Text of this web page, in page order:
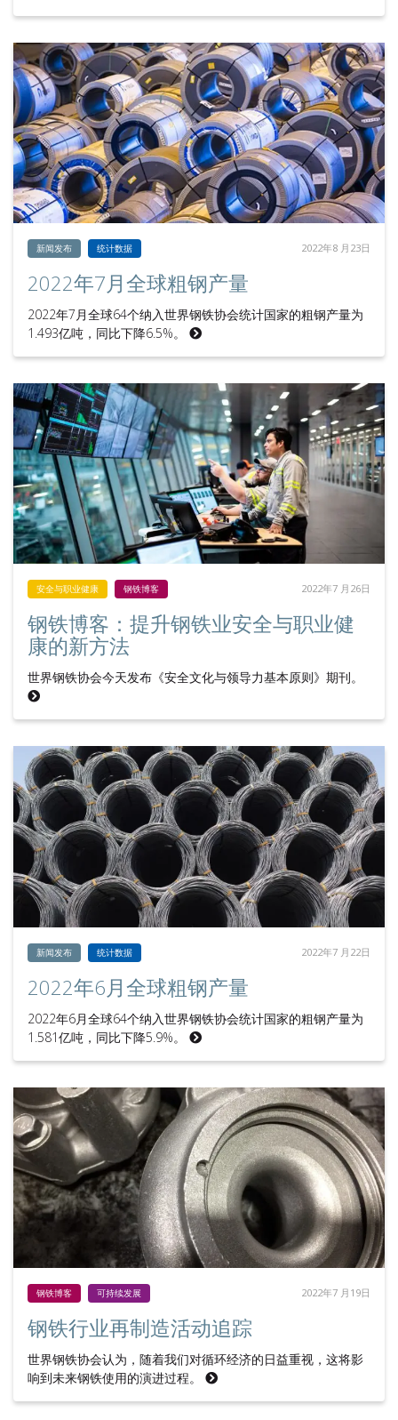
新闻发布 统计数据 2022年8 月23日
2022年7月全球粗钢产量
2022年7月全球64个纳入世界钢铁协会统计国家的粗钢产量为
1.493亿吨，同比下降6.5%。
安全与职业健康 钢铁博客 2022年7 月26日
钢铁博客：提升钢铁业安全与职业健
康的新方法
世界钢铁协会今天发布《安全文化与领导力基本原则》期刊。
新闻发布 统计数据 2022年7 月22日
2022年6月全球粗钢产量
2022年6月全球64个纳入世界钢铁协会统计国家的粗钢产量为
1.581亿吨，同比下降5.9%。
钢铁博客 可持续发展 2022年7 月19日
钢铁行业再制造活动追踪
世界钢铁协会认为，随着我们对循环经济的日益重视，这将影
响到未来钢铁使用的演进过程。